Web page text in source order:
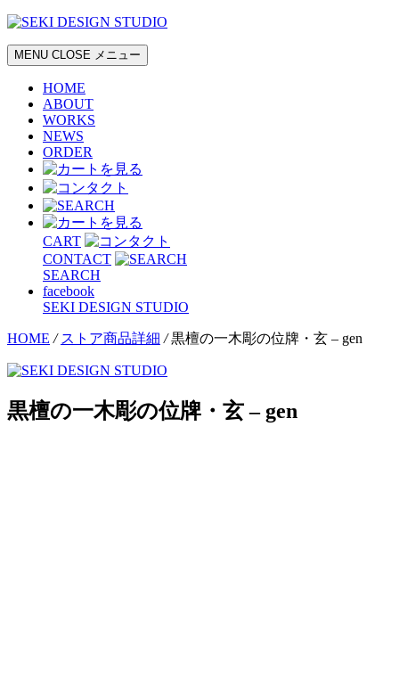
MENU CLOSE メニュー
HOME
ABOUT
WORKS
NEWS
ORDER
CART
CONTACT
SEARCH
facebook
SEKI DESIGN STUDIO
HOME / ストア商品詳細 / 黒檀の一木彫の位牌・玄 – gen
黒檀の一木彫の位牌・玄 – gen